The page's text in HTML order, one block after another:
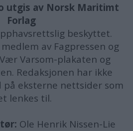
utgis av Norsk Maritimt
Forlag
beskyttet.
av Fagpressen og
Varsom-plakaten og
Redaksjonen har ikke
på eksterne nettsider som
lenkes til.
Ole Henrik Nissen-Lie